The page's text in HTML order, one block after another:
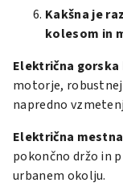
Kakšna je
kolesom in
Električna gorska
motorje,
napredno
Električna
pokončno držo in
urbanem okolju.